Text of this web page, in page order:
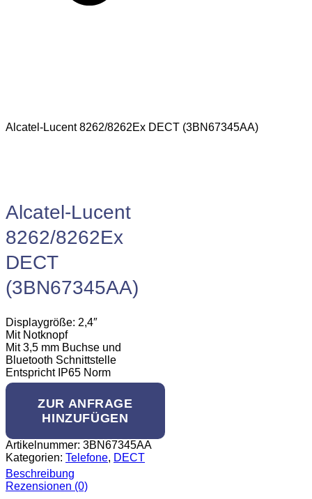
Alcatel-Lucent 8262/8262Ex DECT (3BN67345AA)
Alcatel-Lucent
8262/8262Ex
DECT
(3BN67345AA)
Displaygröße: 2,4″
Mit Notknopf
Mit 3,5 mm Buchse und
Bluetooth Schnittstelle
Entspricht IP65 Norm
ZUR ANFRAGE
HINZUFÜGEN
Artikelnummer: 3BN67345AA
Kategorien: Telefone, DECT
Beschreibung
Rezensionen (0)